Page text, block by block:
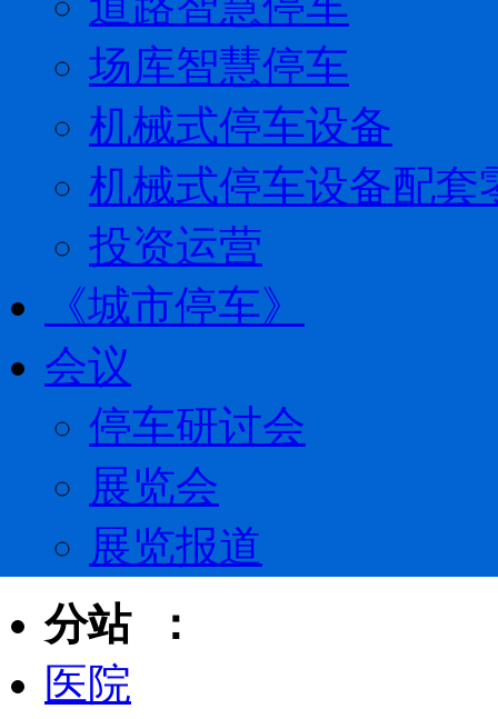
场库智慧停车
机械式停车设备
机械式停车设备配套
投资运营
《城市停车》
会议
停车研讨会
展览会
展览报道
分站 ：
医院